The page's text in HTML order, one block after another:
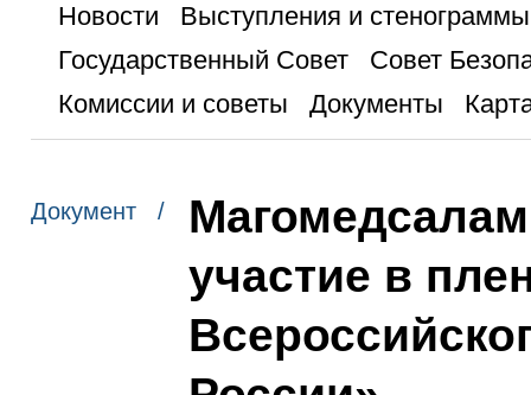
Новости
Выступления и стенограммы
Государственный Совет
Совет
Комиссии и советы
Документы
Документ /
участие в